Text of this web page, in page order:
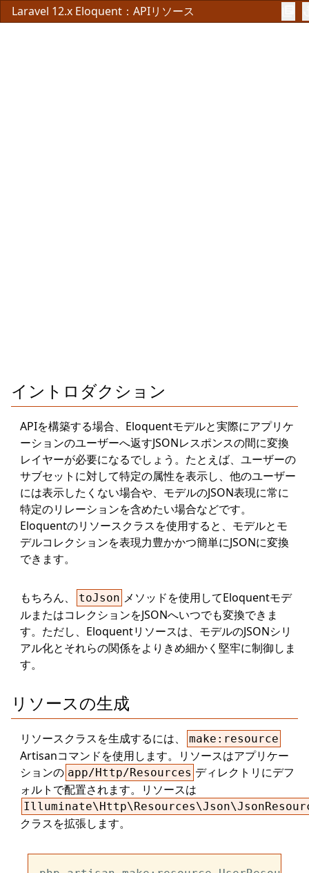
Laravel 12.x Eloquent：APIリソース
イントロダクション
APIを構築する場合、Eloquentモデルと実際にアプリケ
ーションのユーザーへ返すJSONレスポンスの間に変換
レイヤーが必要になるでしょう。たとえば、ユーザーの
サブセットに対して特定の属性を表示し、他のユーザー
には表示したくない場合や、モデルのJSON表現に常に
特定のリレーションを含めたい場合などです。
Eloquentのリソースクラスを使用すると、モデルとモ
デルコレクションを表現力豊かかつ簡単にJSONに変換
できます。
もちろん、 toJson メソッドを使用してEloquentモデ
ルまたはコレクションをJSONへいつでも変換できま
す。ただし、Eloquentリソースは、モデルのJSONシリ
アル化とそれらの関係をよりきめ細かく堅牢に制御しま
す。
リソースの生成
リソースクラスを生成するには、 make:resource
Artisanコマンドを使用します。リソースはアプリケー
ションの app/Http/Resources ディレクトリにデフ
ォルトで配置されます。リソースは
クラスを拡張します。